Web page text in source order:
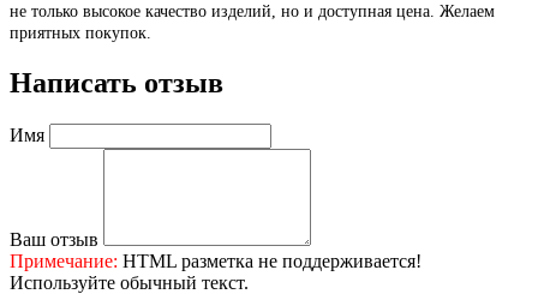
не только высокое качество изделий, но и доступная цена. Желаем
приятных покупок.
Написать отзыв
Имя
Ваш отзыв
Примечание: HTML разметка не поддерживается!
Используйте обычный текст.